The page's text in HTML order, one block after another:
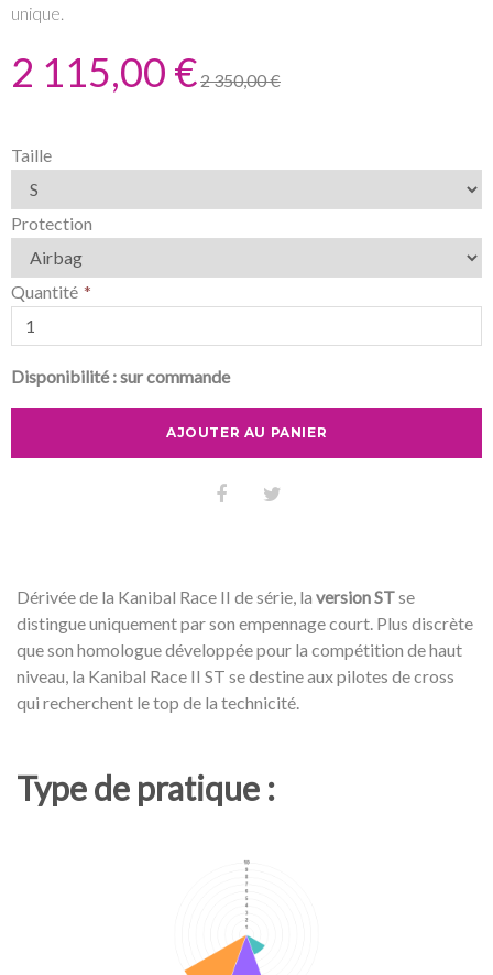
unique.
2 115,00 €2 350,00 €
Taille
Protection
Quantité
Disponibilité :sur commande
AJOUTER AU PANIER
Dérivée de la Kanibal Race II de série, la version STse
distingue uniquement par son empennage court. Plus discrète
que son homologue développée pour la compétition de haut
niveau, la Kanibal Race II ST se destine aux pilotes de cross
qui recherchent le top de la technicité.
Type de pratique :